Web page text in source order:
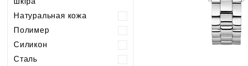
Натуральная кожа
Полимер
Силикон
Сталь